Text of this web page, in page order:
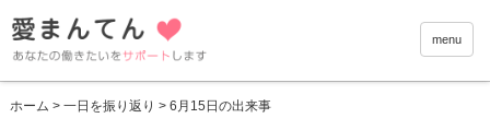
愛まん
menu
ホーム > 一日を振り返り > 6月15日の出来事